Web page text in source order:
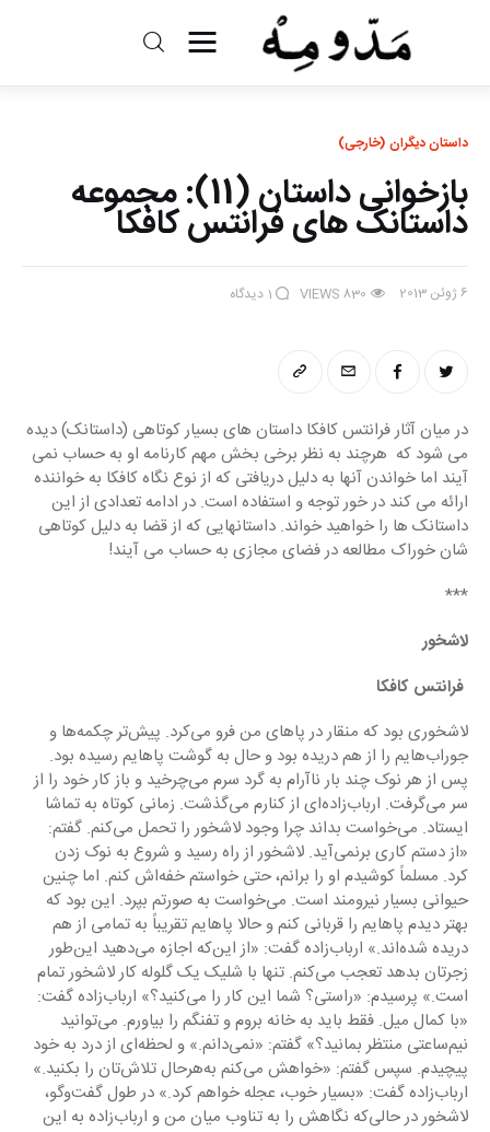
مد و مه
ادبیات
سینما
درباره ما
داستان ديگران (خارجی)
بازخوانی داستان (11): مجموعه
داستانک های فرانتس کافکا
6 ژوئن 2013 830
VIEWS
1 دیدگاه
در میان آثار فرانتس کافکا داستان های بسیار کوتاهی (داستانک) دیده
می شود که  هرچند به نظر برخی بخش مهم کارنامه او به حساب نمی
آیند اما خواندن آنها به دلیل دریافتی که از نوع نگاه کافکا به خواننده
ارائه می کند در خور توجه و استفاده است. در ادامه تعدادی از این
داستانک ها را خواهید خواند. داستانهایی که از قضا به دلیل کوتاهی
شان خوراک مطالعه در فضای مجازی به حساب می آیند!
***
‏لاشخور
فرانتس کافکا
لاشخوری بود که منقار در پاهای من فرو می‌کرد. پیش‌تر چکمه‌ها و
جوراب‌هایم را از هم دریده بود و حال به گوشت پاهایم رسیده بود.
پس از هر نوک چند بار ناآرام به گرد سرم می‌چرخید و باز کار خود را از
سر می‌گرفت. ارباب‌زاده‌ای از کنارم می‌گذشت. زمانی کوتاه به تماشا
ایستاد. می‌خواست بداند چرا وجود لاشخور را تحمل می‌کنم. گفتم:
«از دستم کاری برنمی‌آید. لاشخور از راه رسید و شروع به نوک زدن
کرد. مسلماً کوشیدم او را برانم، حتی خواستم خفه‌اش کنم. اما چنین
حیوانی بسیار نیرومند است. می‌خواست به صورتم بپرد. این بود که
بهتر دیدم پاهایم را قربانی کنم و حالا پاهایم تقریباً به تمامی از هم
دریده شده‌اند.» ‏ارباب‌زاده گفت: «‏از این‌که اجازه می‌دهید این‌طور
زجرتان بدهد تعجب می‌کنم. تنها با شلیک یک گلوله کار لاشخور تمام
است.» ‏پرسیدم: «‏راستی؟ شما این کار را می‌کنید؟» ارباب‌زاده گفت:
«‏با کمال میل. فقط باید به خانه بروم و تفنگم را بیاورم. می‌توانید
نیم‌ساعتی منتظر بمانید؟» گفتم: «نمی‌دانم.» و لحظه‌ای از درد به خود
پیچیدم. سپس گفتم: «‏خواهش می‌کنم به‌هرحال تلاش‌تان را بکنید.»
‏ارباب‌زاده گفت: «‏بسیار خوب، عجله خواهم کرد.» در طول گفت‌وگو،
لاشخور در حالی‌که نگاهش را به تناوب میان من و ارباب‌زاده به این